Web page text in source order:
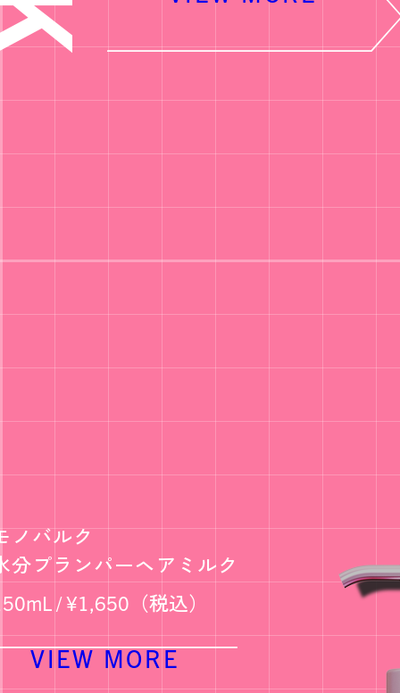
ノバルク
分プランパーヘアミルク
/ ¥1,650（税込）
VIEW MORE